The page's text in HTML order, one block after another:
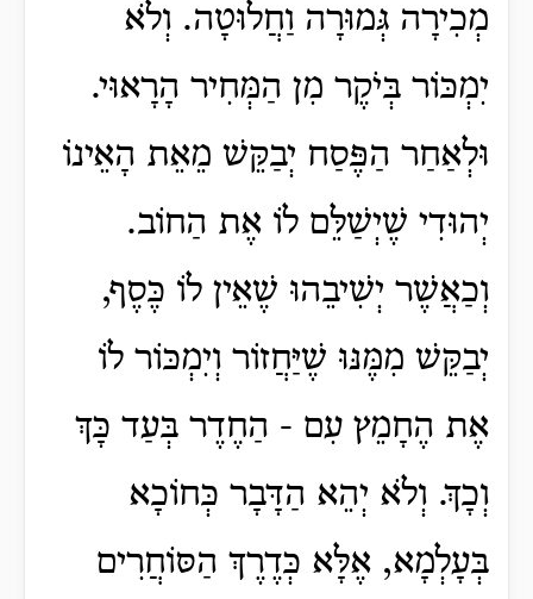
מְכִירָה גְּמוּרָה וַחֲלוּטָה. וְלֹא
יִמְכּוֹר בְּיֹקֶר מִן הַמְּחִיר הָרָאוּי.
וּלְאַחַר הַפֶּסַח יְבַקֵּשׁ מֵאֵת הָאֵינוֹ
יְהוּדִי שֶׁיְשַׁלֵּם לוֹ אֶת הַחוֹב.
וְכַאֲשֶׁר יְשִׁיבֵהוּ שֶׁאֵין לוֹ כֶּסֶף,
יְבַקֵּשׁ מִמֶּנּוּ שֶׁיַּחֲזוֹר וְיִמְכּוֹר לוֹ
אֶת הֶחָמֵץ עִם - הַחֶדֶר בְּעַד כָּךְ
וְכָךְ. וְלֹא יְהֵא הַדָּבָר כְּחוֹכָא
בְּעָלְמָא, אֶלָּא כְּדֶרֶךְ הַסּוֹחֲרִים